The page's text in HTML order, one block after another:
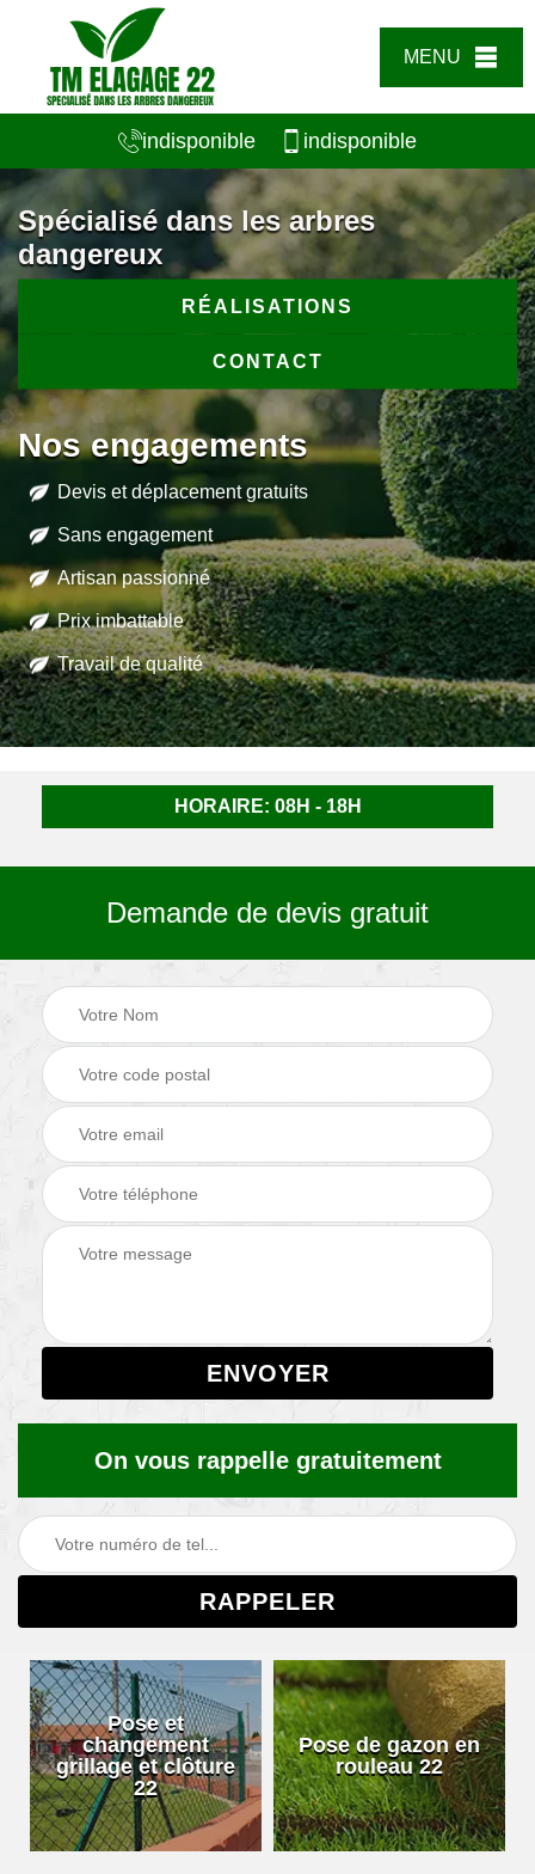
MENU
indisponible indisponible
Spécialisé dans les arbres
dangereux
RÉALISATIONS
CONTACT
Nos engagements
Devis et déplacement gratuits
Sans engagement
Artisan passionné
Prix imbattable
Travail de qualité
HORAIRE: 08H - 18H
Demande de devis gratuit
On vous rappelle gratuitement
Pose et
changement
grillage et clôture
22
Pose de gazon en
rouleau 22